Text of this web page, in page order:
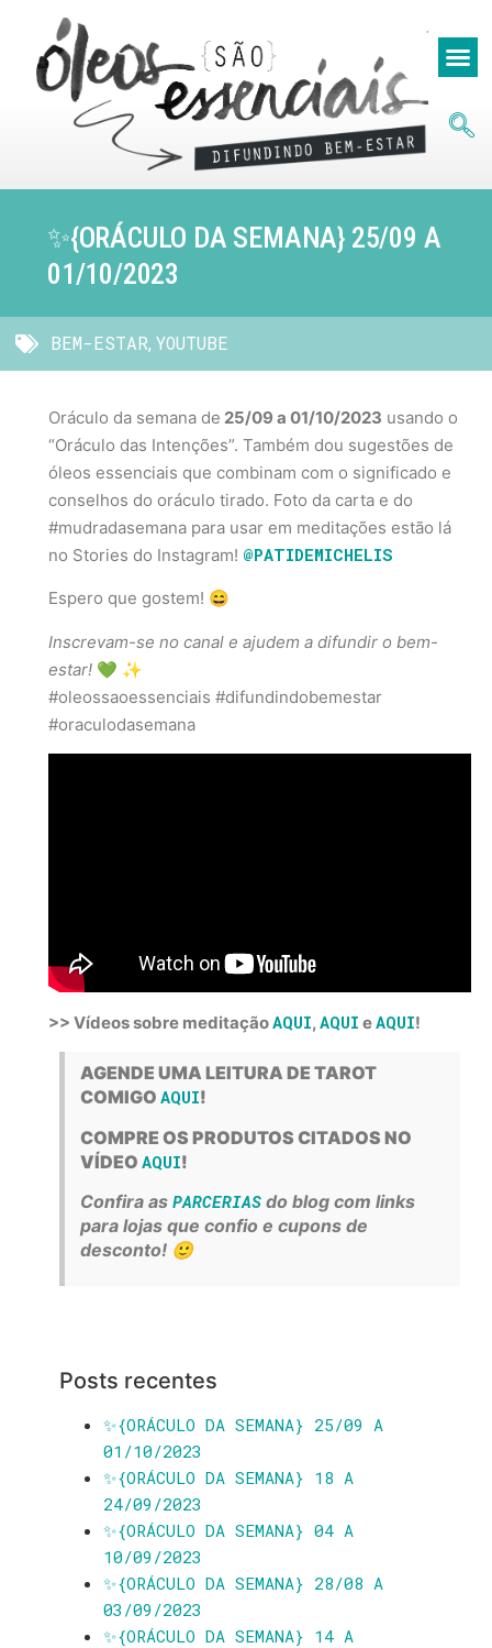
✨️{ORÁCULO DA SEMANA} 25/09 A
01/10/2023
BEM-ESTAR, YOUTUBE
Oráculo da semana de 25/09 a 01/10/2023 usando o
“Oráculo das Intenções”. Também dou sugestões de
óleos essenciais que combinam com o significado e
conselhos do oráculo tirado. Foto da carta e do
#mudradasemana para usar em meditações estão lá
no Stories do Instagram! @PATIDEMICHELIS
Espero que gostem! 😄
Inscrevam-se no canal e ajudem a difundir o bem-
estar! 💚 ✨
#oleossaoessenciais #difundindobemestar
#oraculodasemana
>> Vídeos sobre meditaçãoAQUI, AQUI eAQUI!
AGENDE UMA LEITURA DE TAROT
COMIGO AQUI!
COMPRE OS PRODUTOS CITADOS NO
VÍDEO AQUI!
Confira as PARCERIAS do blog com links
para lojas que confio e cupons de
desconto! 🙂
Posts recentes
✨️{ORÁCULO DA SEMANA} 25/09 A
01/10/2023
✨️{ORÁCULO DA SEMANA} 18 A
24/09/2023
✨️{ORÁCULO DA SEMANA} 04 A
10/09/2023
✨️{ORÁCULO DA SEMANA} 28/08 A
03/09/2023
✨️{ORÁCULO DA SEMANA} 14 A